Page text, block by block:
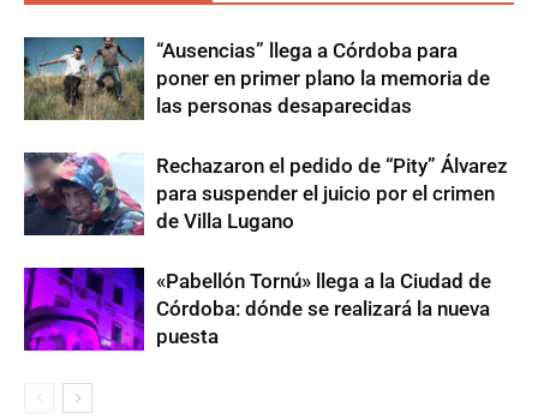
“Ausencias” llega a Córdoba para
poner en primer plano la memoria de
las personas desaparecidas
Rechazaron el pedido de “Pity” Álvarez
para suspender el juicio por el crimen
de Villa Lugano
«Pabellón Tornú» llega a la Ciudad de
Córdoba: dónde se realizará la nueva
puesta